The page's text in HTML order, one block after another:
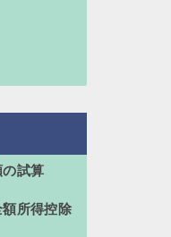
試算
所得控除